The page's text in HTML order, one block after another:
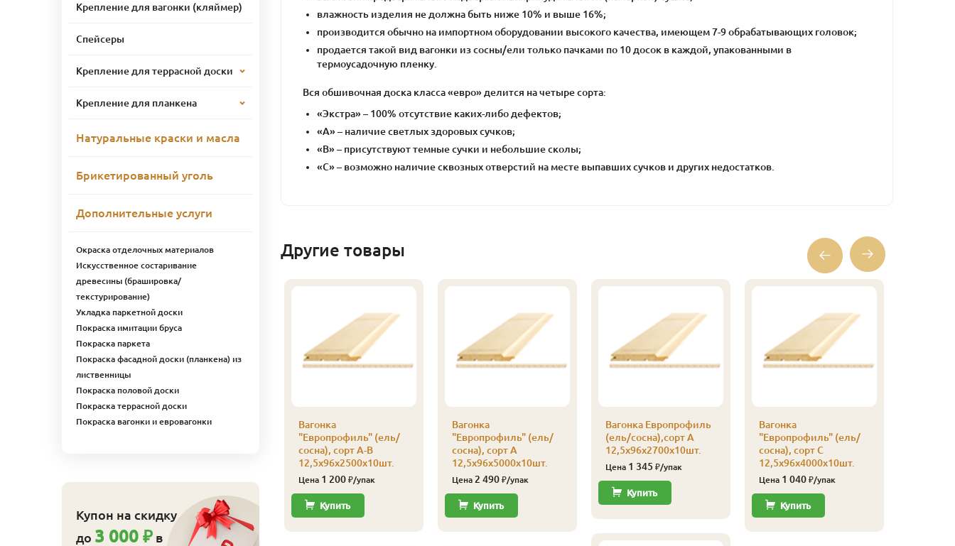
влажность изделия не должна быть ниже 10% и выше 16%;
производится обычно на импортном оборудовании высокого качества, имеющем 7-9 обрабатывающих головок;
продается такой вид вагонки из сосны/ели только пачками по 10 досок в каждой, упакованными в
термоусадочную пленку.
Вся обшивочная доска класса «евро» делится на четыре сорта:
«Экстра» – 100% отсутствие каких-либо дефектов;
«А» – наличие светлых здоровых сучков;
«В» – присутствуют темные сучки и небольшие сколы;
«С» – возможно наличие сквозных отверстий на месте выпавших сучков и других недостатков.
Другие товары
Вагонка
550
Купить
Вагонка
"Европрофиль" (ель/
сосна), сорт А-В
12,5х96х2500х10шт.
Цена 1 200₽/упак
Купить
Вагонка
"Европрофиль" (ель/
сосна), сорт А
12,5х96х5000х10шт.
Цена 2 490₽/упак
Купить
Вагонка Европрофиль
(ель/сосна),сорт А
12,5х96х2700х10шт.
Цена 1 345 ₽/упак
Купить
Вагонка
"Европрофиль" (ель/
сосна), сорт С
12,5х96х4000х10шт.
Цена 1 040₽/упак
Купить
Крепление для вагонки (кляймер)
Спейсеры
Крепление для террасной доски
Крепление для планкена
Натуральные краски и масла
Брикетированный уголь
Дополнительные услуги
Окраска отделочных материалов
Искусственное состаривание
древесины (брашировка/
текстурирование)
Укладка паркетной доски
Покраска имитации бруса
Покраска паркета
Покраска фасадной доски (планкена) из
лиственницы
Покраска половой доски
Покраска террасной доски
Покраска вагонки и евровагонки
Купон на скидку
до 3 000 ₽ в